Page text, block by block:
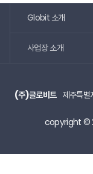
Globit 소개
사업장 소개
(주)글로비트 제주특별
copyright ©